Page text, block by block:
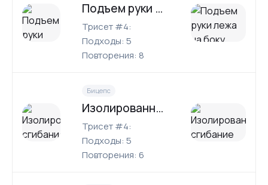
Подъем руки лежа на боку
Трисет #4:
Подходы: 5
Повторения: 8
Бицепс
Изолированное сгибание рук со штангой
Трисет #4:
Подходы: 5
Повторения: 6